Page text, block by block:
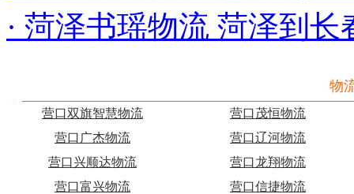
· 菏泽书瑶物流 菏泽到
物
营口双旗智慧物流
营口茂恒物流
营口广杰物流
营口辽河物流
营口兴顺达物流
营口龙翔物流
营口富兴物流
营口信捷物流